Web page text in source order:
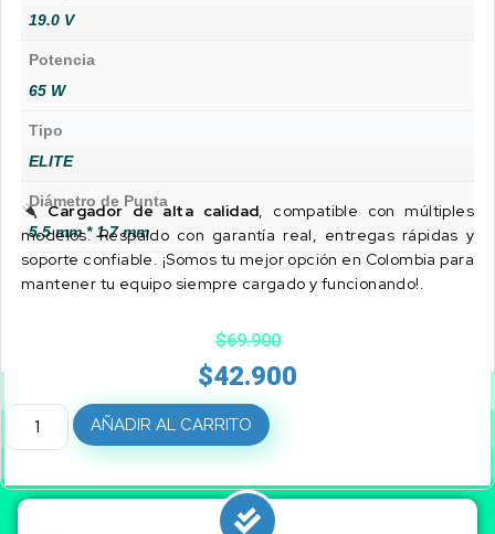
19.0 V
Potencia
65 W
Tipo
ELITE
Diámetro de Punta
5.5 mm * 1.7 mm
Cargador de alta calidad, compatible con múltiples
modelos. Respaldo con garantía real, entregas rápidas y
soporte confiable. ¡Somos tu mejor opción en Colombia para
mantener tu equipo siempre cargado y funcionando!.
$69.900
$42.900
AÑADIR AL CARRITO